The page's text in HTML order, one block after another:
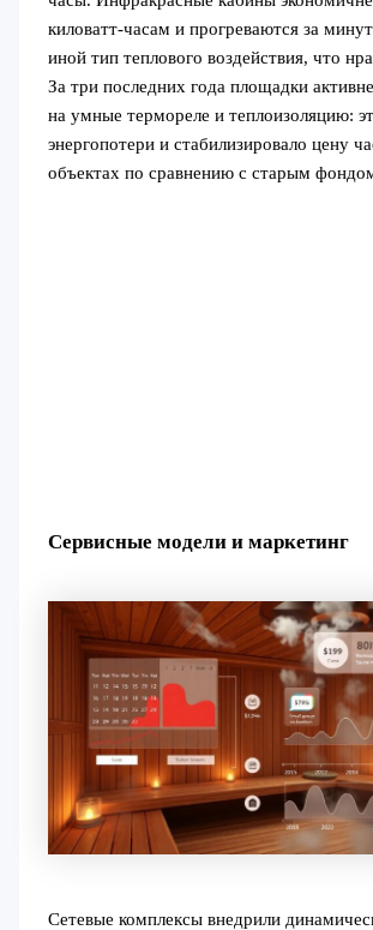
киловатт‑часам и прогреваются за
иной тип теплового воздействия, что
За три последних года площадки
на умные термореле и теплоизоляцию:
энергопотери и стабилизировало цену
объектах по сравнению с старым
Сервисные модели и маркетинг
Сетевые комплексы внедрили